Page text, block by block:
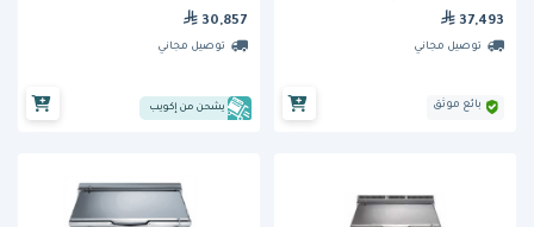
للإمالة أوتوماتيكياً، سعة 100 لتر
37,493
توصيل مجاني
بائع موثق
30,857
توصيل مجاني
يشحن من إكويب